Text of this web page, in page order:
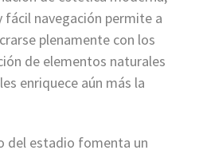
navegación permite a
plenamente con los
de elementos naturales
enriquece aún más la
del estadio fomenta un